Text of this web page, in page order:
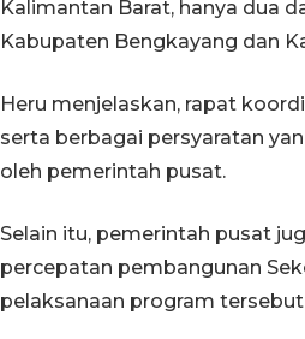
Kalimantan Barat, hanya dua
Kabupaten Bengkayang dan
Heru menjelaskan, rapat
serta berbagai persyaratan
oleh pemerintah pusat.
Selain itu, pemerintah pusat
percepatan pembangunan
pelaksanaan program